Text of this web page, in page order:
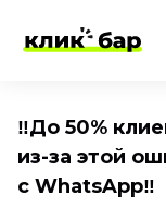
‼️До 50%
из-за этой
с WhatsApp‼️